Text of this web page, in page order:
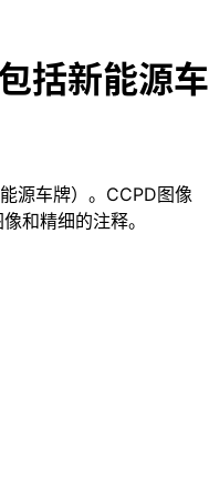
括新能源车
源车牌）。CCPD图像
和精细的注释。